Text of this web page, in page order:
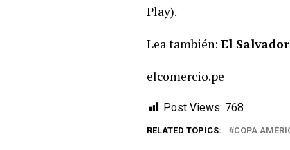
Play).
Lea también: El
elcomercio.pe
Post Views: 768
RELATED TOPICS: COPA